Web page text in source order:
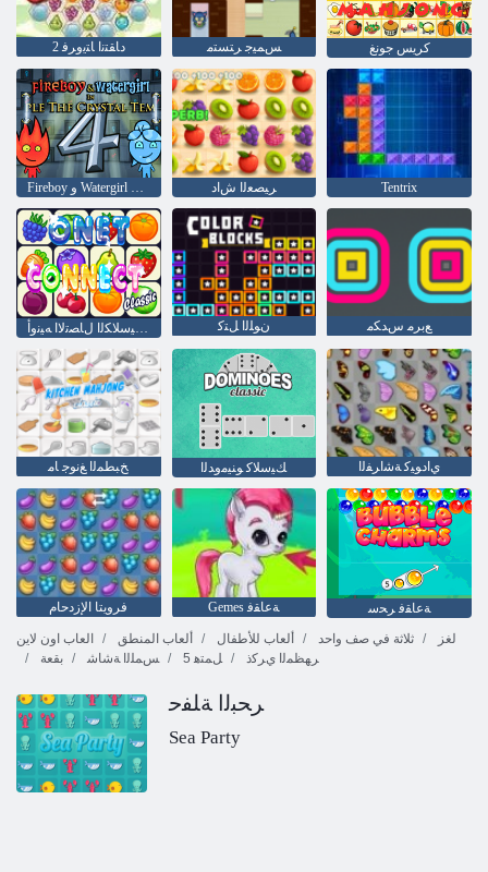
2 ﺩﺎﻘﺘﻧﺍ ﺎﺘﻳﻭﺮﻓ ﺲﻤﻴﺟ ﺮﺘﺴﺘﻣ كريس جونغ
Fireboy ﻭ Watergirl 4: Crystal Temple ﺮﻴﺼﻌﻟﺍ ﺵﺍﺩ Tentrix
ﻥﻮﻠﻟﺍ ﻞﺘﻛ ﻊﺑﺮﻣ ﺱﺪﻜﻣ
ﺦﺒﻄﻤﻟﺍ ﻎﻧﻮﺟ ﺎﻣ ﻚﻴﺳﻼ ﻛ ﻮﻨﻴﻣﻭﺪﻟﺍ ﻱﺍﺩﻮﻴﻛ ﺔﺷﺍﺮﻔﻟﺍ
فرويتا الإزدحام Gemes ﺔﻋﺎﻘﻓ
ﺔﻋﺎﻘﻓ ﺮﺤﺳ
العاب اون لاين
ألعاب المنطق ألعاب للأطفال ثلاثة في صف واحد
لغز
بقعة
ﺲﻤﻠﻟﺍ ﺔﺷﺎﺷ 5 ﻞﻤﺘﻫ ﺮﻬﻈﻤﻟﺍ ﻱﺮﻛﺫ
ﺮﺤﺒﻟﺍ ﺔﻠﻔﺣ
Sea Party